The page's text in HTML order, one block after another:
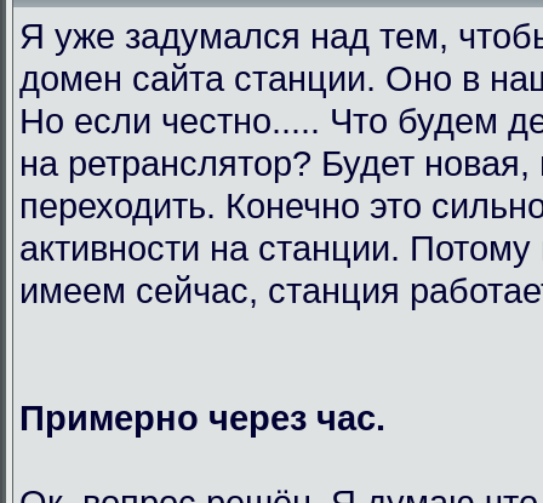
Я уже задумался над тем,
домен сайта станции. Оно в
Но если честно..... Что будем
на ретранслятор? Будет
переходить. Конечно это
активности на станции. Потому
имеем сейчас, станция
Примерно через час.